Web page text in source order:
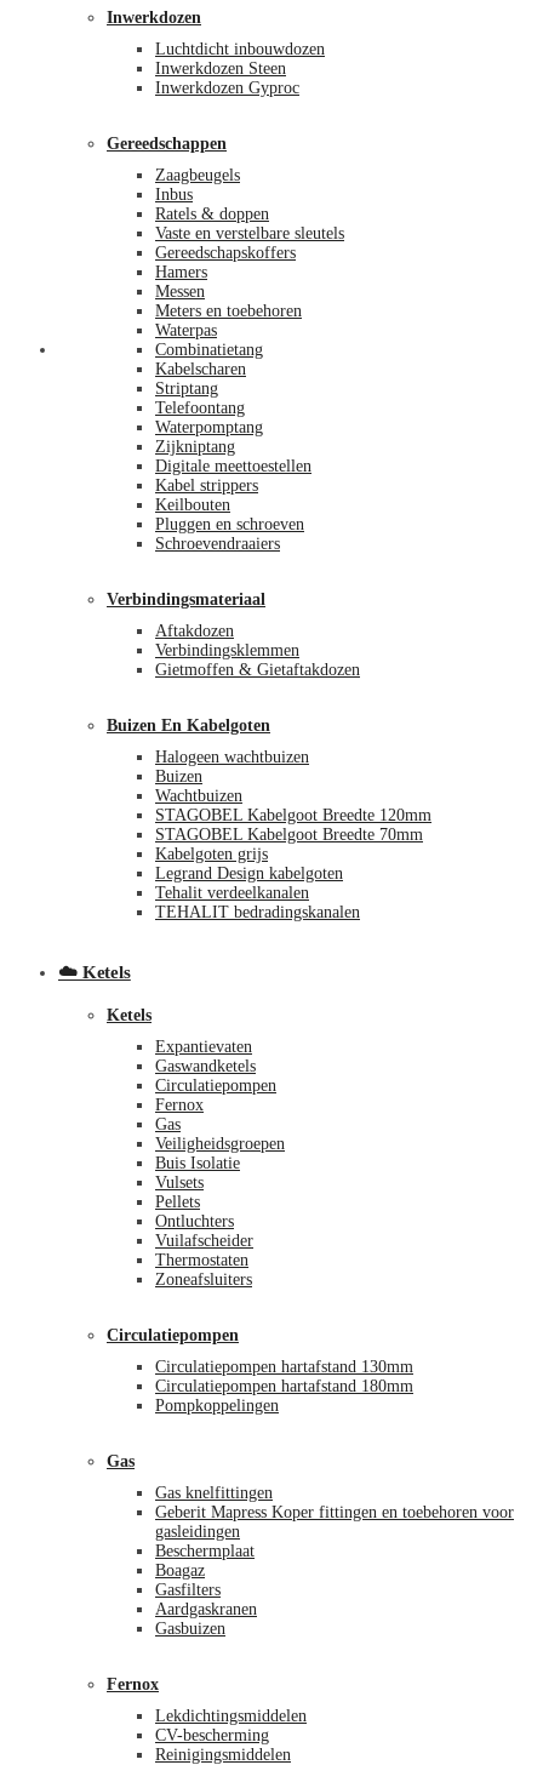
Inwerkdozen
Luchtdicht inbouwdozen
Inwerkdozen Steen
Inwerkdozen Gyproc
Gereedschappen
Zaagbeugels
Inbus
Ratels & doppen
Vaste en verstelbare sleutels
Gereedschapskoffers
Hamers
Messen
Meters en toebehoren
Waterpas
Combinatietang
Kabelscharen
Striptang
Telefoontang
Waterpomptang
Zijkniptang
Digitale meettoestellen
Kabel strippers
Keilbouten
Pluggen en schroeven
Schroevendraaiers
Verbindingsmateriaal
Aftakdozen
Verbindingsklemmen
Gietmoffen & Gietaftakdozen
Buizen En Kabelgoten
Halogeen wachtbuizen
Buizen
Wachtbuizen
STAGOBEL Kabelgoot Breedte 120mm
STAGOBEL Kabelgoot Breedte 70mm
Kabelgoten grijs
Legrand Design kabelgoten
Tehalit verdeelkanalen
TEHALIT bedradingskanalen
☁️ Ketels
Ketels
Expantievaten
Gaswandketels
Circulatiepompen
Fernox
Gas
Veiligheidsgroepen
Buis Isolatie
Vulsets
Pellets
Ontluchters
Vuilafscheider
Thermostaten
Zoneafsluiters
Circulatiepompen
Circulatiepompen hartafstand 130mm
Circulatiepompen hartafstand 180mm
Pompkoppelingen
Gas
Gas knelfittingen
Geberit Mapress Koper fittingen en toebehoren voor
gasleidingen
Beschermplaat
Boagaz
Gasfilters
Aardgaskranen
Gasbuizen
Fernox
Lekdichtingsmiddelen
CV-bescherming
Reinigingsmiddelen